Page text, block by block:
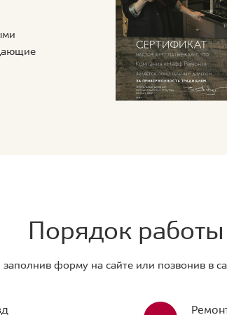
Порядок работы
форму на сайте или позвонив в